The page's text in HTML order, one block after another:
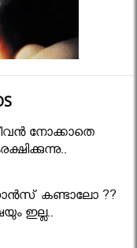
നോക്കാതെ
കണ്ടാലോ ??
ഇല്ല..